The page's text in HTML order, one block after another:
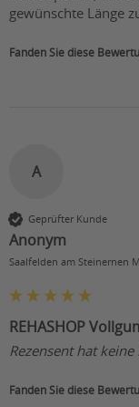
gewünschte Länge
Fanden Sie diese
A
Geprüfter Kunde
Anonym
Saalfelden am Steinernen
REHASHOP
Rezensent hat
Fanden Sie diese